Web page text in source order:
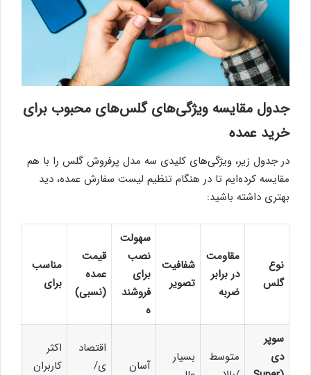
جدول مقایسه ویژگی‌های گلس‌های محبوب برای
خرید عمده
در جدول زیر، ویژگی‌های کلیدی سه مدل پرفروش گلس را با هم
مقایسه کرده‌ایم تا در هنگام تنظیم لیست سفارش عمده، دید
بهتری داشته باشید:
نوع
گلس
مقاومت
در برابر
ضربه
شفافیت
تصویر
سهولت
نصب
برای
فروشند
ه
قیمت
عمده
(نسبی)
مناسب
برای
سوپر
دی
متوسط
بسیار
آسان
اقتصاد
ی/
اکثر
کاربران